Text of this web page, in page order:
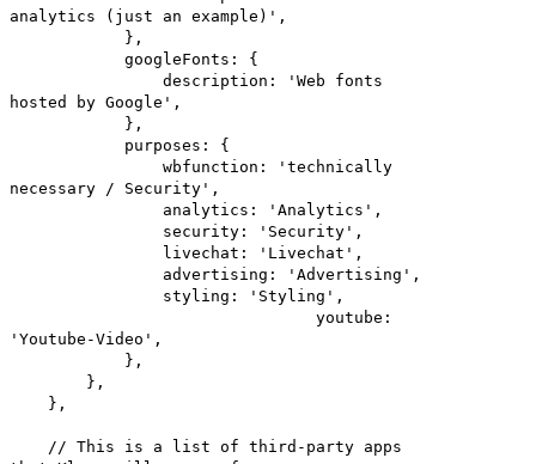
analytics (just an example)',
},
googleFonts: {
description: 'Web fonts
hosted by Google',
},
purposes: {
wbfunction: 'technically
necessary / Security',
analytics: 'Analytics',
security: 'Security',
livechat: 'Livechat',
advertising: 'Advertising',
styling: 'Styling',
youtube:
'Youtube-Video',
},
},
},
// This is a list of third-party apps